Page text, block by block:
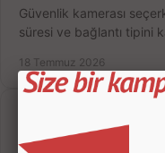
Güvenlik kamerası
süresi ve bağlantı tipini
18 Temmuz 2026